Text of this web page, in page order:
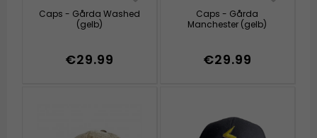
Caps - Gårda Washed
(gelb)
€29.99
Caps - Gårda
Manchester (gelb)
€29.99